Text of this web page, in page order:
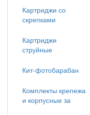
Картриджи со
скрепками
Картриджи
струйные
Кит-фотобарабан
Комплекты крепежа
и корпусные за